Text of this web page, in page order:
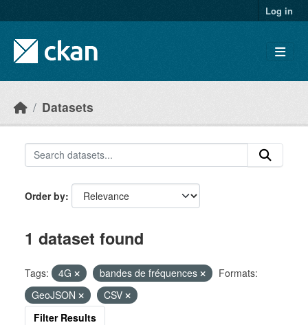
Log in
Datasets
Order by
1 dataset found
Tags: 4G bandes de fréquences
Formats:
GeoJSON
CSV
Filter Results